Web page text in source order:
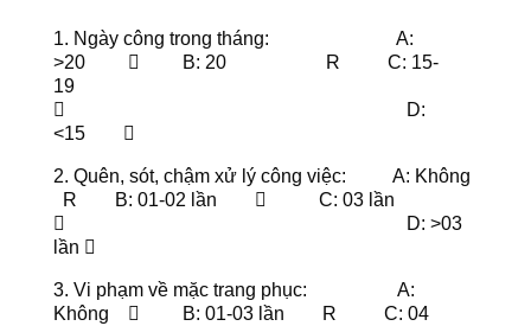
1. Ngày công trong tháng: A:
>20  B: 20 R C: 15-
19
 D:
<15 
2. Quên, sót, chậm xử lý công việc: A: Không
R B: 01-02 lần  C: 03 lần
 D: >03
lần 
3. Vi phạm về mặc trang phục: A:
Không  B: 01-03 lần R C: 04